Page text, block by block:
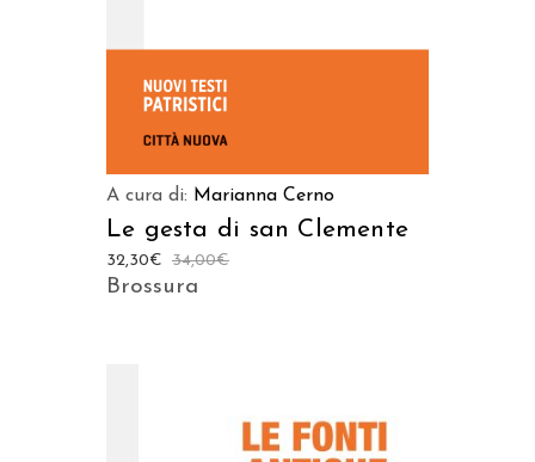
A cura di: Marianna Cerno
Le gesta di san Clemente
34,00€
32,30€
Brossura